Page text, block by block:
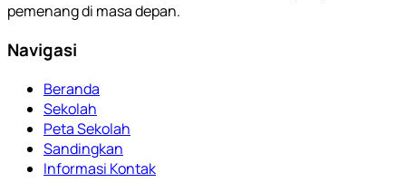
pemenang di masa depan.
Navigasi
Beranda
Sekolah
Peta Sekolah
Sandingkan
Informasi Kontak